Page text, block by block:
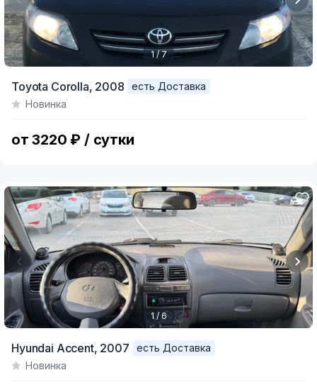
of
1 / 7
Toyota Corolla, 2008
есть Доставка
Новинка
от 3220 ₽ / сутки
of
1 / 6
Hyundai Accent, 2007
есть Доставка
Новинка